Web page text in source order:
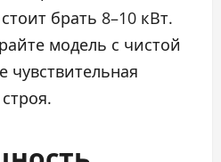
брать 8–10 кВт.
модель с чистой
чувствительная